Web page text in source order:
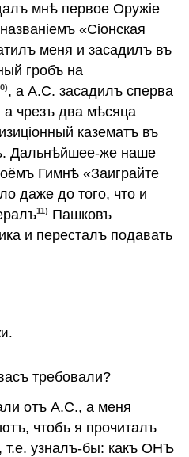
мнѣ первое Оружiе
«Сiонская
меня и засадилъ въ
гробъ на
, а А.С. засадилъ сперва
а чрезъ два мѣсяца
казематъ въ
Дальнѣйшее-же наше
Гимнѣ «Заиграйте
даже до того, что и
11) Пашковъ
и пересталъ подавать
требовали?
отъ А.С., а меня
чтобъ я прочиталъ
узналъ-бы: какъ ОНЪ